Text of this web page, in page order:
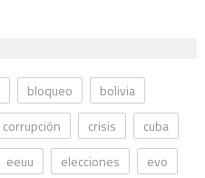
bloqueo
bolivia
corrupción crisis
cuba
eeuu elecciones
evo